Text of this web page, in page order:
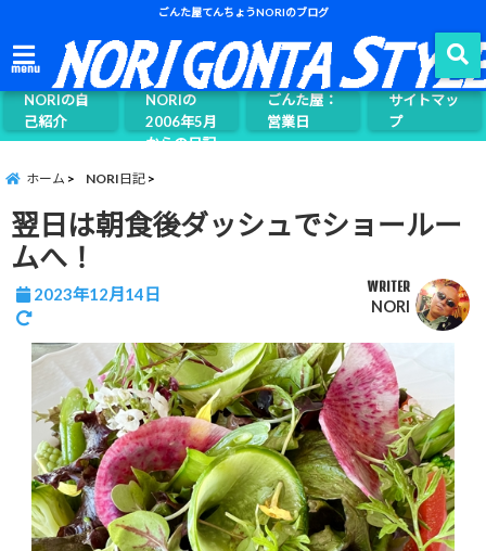
ごんた屋てんちょうNORIのブログ
menu
NORIの自
己紹介
ごんた屋て
んちょう
NORIの
2006年5月
からの日記
ごんた屋：
営業日
サイトマッ
プ
ホーム NORI日記
翌日は朝食後ダッシュでショールー
ムへ！
2023年12月14日 WRITER
NORI